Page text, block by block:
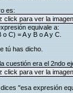
es:
equivale a:
o C) = A y B o A y C.
tú has dicho.
cuestión era el 2ndo
"esa expresión